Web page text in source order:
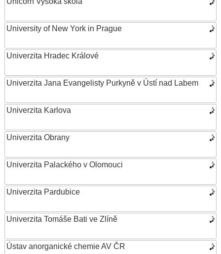
University of New York in Prague
Univerzita Hradec Králové
Univerzita Jana Evangelisty Purkyně v Ústí nad Labem
Univerzita Karlova
Univerzita Obrany
Univerzita Palackého v Olomouci
Univerzita Pardubice
Univerzita Tomáše Bati ve Zlíně
Ústav anorganické chemie AV ČR